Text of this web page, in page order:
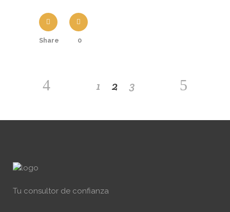
Share 0
1 2 3
Tu consultor de confianza